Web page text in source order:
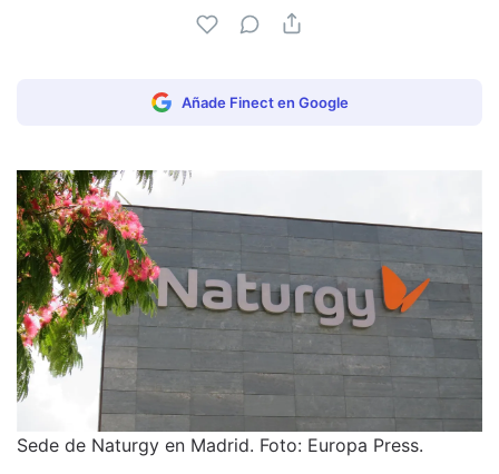
Añade Finect en Google
Sede de Naturgy en Madrid. Foto: Europa Press.